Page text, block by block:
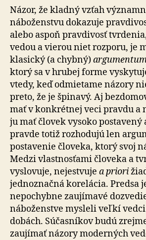
Názor, že kladný vzťah
náboženstvu dokazuje
alebo aspoň pravdivosť
vedou a vierou niet rozporu, je
klasický (a chybný)
ktorý sa v hrubej forme
vtedy, keď odmietame názory
preto, že je špinavý. Aj
mať v konkrétnej veci pravdu a
ju mať človek vysoko postavený
pravde totiž rozhodujú len
postavenie človeka, ktorý svoj
Medzi vlastnosťami človeka a
vyslovuje, nejestvuje a priori
jednoznačná korelácia. Predsa
nepochybne zaujímavé
náboženstve mysleli veľkí
dobách. Súčasníkov budú
zaujímať názory moderných